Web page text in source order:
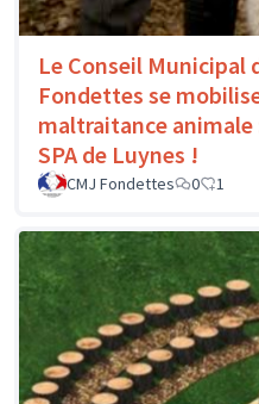
Le Conseil Municipal
Fondettes se
maltraitance animale
SPA de Luynes !
CMJ Fondettes 0 1